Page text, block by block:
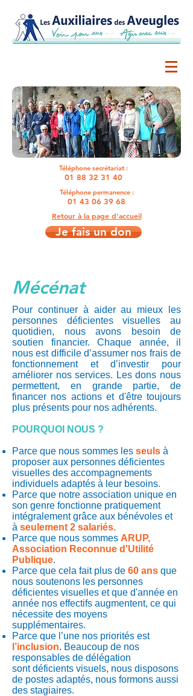
Téléphone secrétariat :
01 88 32 31 40
Téléphone permanence :
01 43 06 39 68
Retour à la page d'accueil
Je fais un don
Mécénat
Pour continuer à aider au mieux les
personnes déficientes visuelles au
quotidien, nous avons besoin de
soutien financier. Chaque année, il
nous est difficile d’assumer nos frais de
fonctionnement et d’investir pour
améliorer nos services. Les dons nous
permettent, en grande partie, de
financer nos actions et d'être toujours
plus présents pour nos adhérents.
POURQUOI NOUS ?
Parce que nous sommes les seuls à
proposer aux personnes déficientes
visuelles des accompagnements
individuels adaptés à leur besoins.
Parce que notre association unique en
son genre fonctionne pratiquement
intégralement grâce aux bénévoles et
à seulement 2 salariés.
Parce que nous sommes ARUP,
Association Reconnue d'Utilité
Publique.
Parce que cela fait plus de 60 ans que
nous soutenons les personnes
déficientes visuelles et que d'année en
année nos effectifs augmentent, ce qui
nécessite des moyens
supplémentaires.
Parce que l’une nos priorités est
l’inclusion. Beaucoup de nos
responsables de délégation
sontdéficients visuels, nous disposons
de postes adaptés, nous formons aussi
des stagiaires.